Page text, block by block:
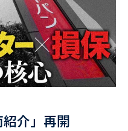
介」再開